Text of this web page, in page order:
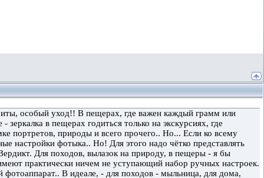
особый уход!! В пещерах, где важен каждый грамм или
в пещерах годиться только на экскурсиях, где
портретов, природы и всего прочего.. Но... Если ко всему
настройки фотыка.. Но! Для этого надо чётко представлять
Для походов, вылазок на природу, в пещеры - я бы
практически ничем не уступающий набор ручных настроек.
В идеале, - для походов - мыльница, для дома,